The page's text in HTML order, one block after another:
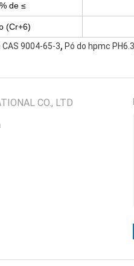
de ≤
(Cr+6)
9004-65-3, Pó do hpmc PH6.3
CO., LTD